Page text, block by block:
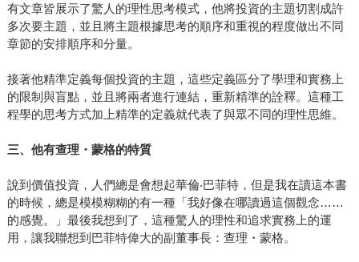
有文章皆展示了驚人的理性思考模式，他將投資的主題切割成許
多次要主題，並且將主題根據思考的順序和重視的程度做出不同
章節的安排順序和分量。
接著他精準定義每個投資的主題，這些定義區分了學理和實務上
的限制與盲點，並且將兩者進行連結，重新精準的詮釋。這種工
程學的思考方式加上精準的定義就代表了與眾不同的理性思維。
三、他有查理・蒙格的特質
說到價值投資，人們總是會想起華倫‧巴菲特，但是我在讀這本書
的時候，總是模模糊糊的有一種「我好像在哪讀過這個觀念……
的感覺。」最後我想到了，這種驚人的理性和追求實務上的運
用，讓我聯想到巴菲特偉大的副董事長：查理・蒙格。